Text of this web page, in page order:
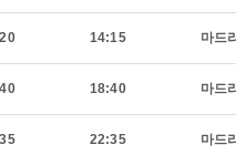
14:15 마드
18:40 마드
22:35 마드